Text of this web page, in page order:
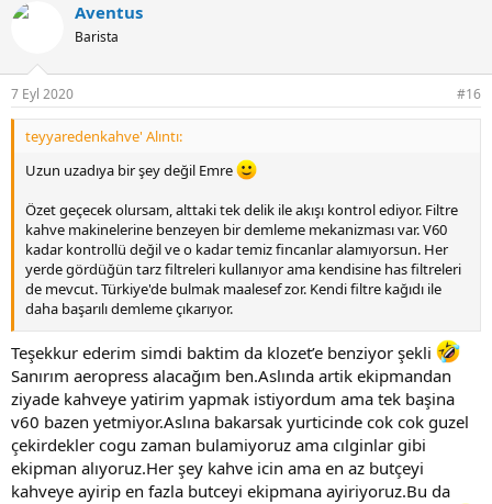
Aventus
Barista
7 Eyl 2020 #16
teyyaredenkahve' Alıntı:
Uzun uzadıya bir şey değil Emre
Özet geçecek olursam, alttaki tek delik ile akışı kontrol ediyor. Filtre
kahve makinelerine benzeyen bir demleme mekanizması var. V60
kadar kontrollü değil ve o kadar temiz fincanlar alamıyorsun. Her
yerde gördüğün tarz filtreleri kullanıyor ama kendisine has filtreleri
de mevcut. Türkiye'de bulmak maalesef zor. Kendi filtre kağıdı ile
daha başarılı demleme çıkarıyor.
Kullanım kolaylığı var. Aynı öğütüm ve döküm ile, her zaman aynı
kalitede kahveyi alabilirsin. Hataları kolay örtüyor.
Seni tatmin eder mi? Bilemedim...
Teşekkur ederim simdi baktim da klozet’e benziyor şekli
Sanırım aeropress alacağım ben.Aslında artik ekipmandan
ziyade kahveye yatirim yapmak istiyordum ama tek başina
v60 bazen yetmiyor.Aslına bakarsak yurticinde cok cok guzel
çekirdekler cogu zaman bulamiyoruz ama cılginlar gibi
ekipman alıyoruz.Her şey kahve icin ama en az butçeyi
kahveye ayirip en fazla butceyi ekipmana ayiriyoruz.Bu da